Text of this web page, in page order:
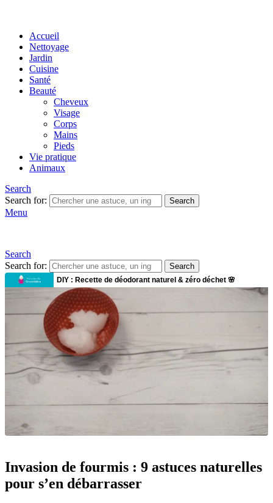
Accueil
Nettoyage
Jardin
Cuisine
Santé
Beauté
Cheveux
Visage
Corps
Mains
Pieds
Vie pratique
Animaux
Search
Search for:
Search
Menu
Search
Search for:
Search
Invasion de fourmis : 9 astuces naturelles
pour s’en débarrasser